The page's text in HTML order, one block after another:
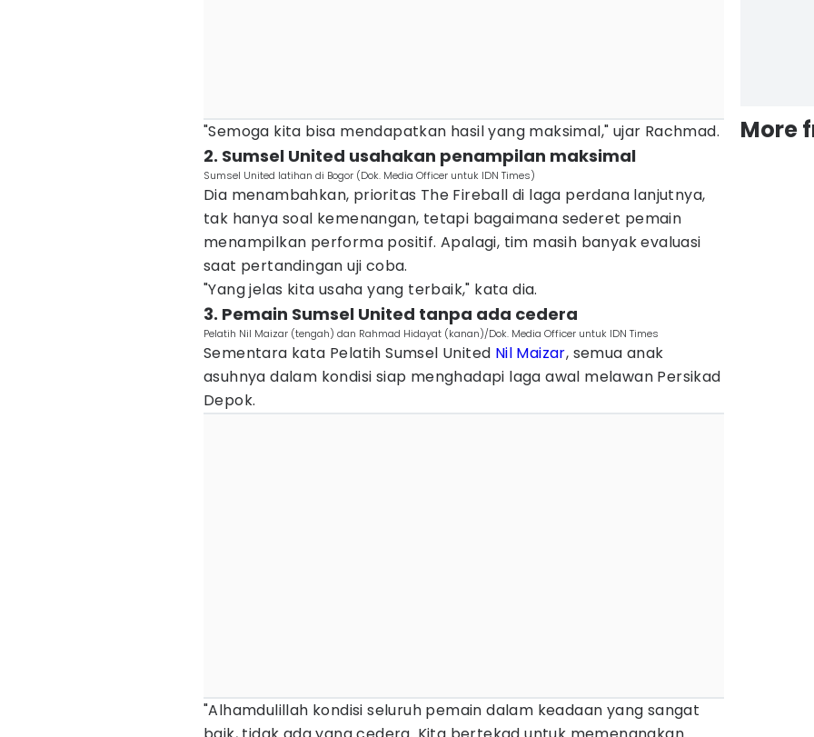
"Semoga kita bisa mendapatkan hasil yang maksimal," ujar Rachmad.
2. Sumsel United usahakan penampilan maksimal
Sumsel United latihan di Bogor (Dok. Media Officer untuk IDN Times)
Dia menambahkan, prioritas The Fireball di laga perdana lanjutnya,
tak hanya soal kemenangan, tetapi bagaimana sederet pemain
menampilkan performa positif. Apalagi, tim masih banyak evaluasi
saat pertandingan uji coba.
"Yang jelas kita usaha yang terbaik," kata dia.
3. Pemain Sumsel United tanpa ada cedera
Pelatih Nil Maizar (tengah) dan Rahmad Hidayat (kanan)/Dok. Media Officer untuk IDN Times
Sementara kata Pelatih Sumsel United Nil Maizar, semua anak
asuhnya dalam kondisi siap menghadapi laga awal melawan Persikad
Depok.
"Alhamdulillah kondisi seluruh pemain dalam keadaan yang sangat
More